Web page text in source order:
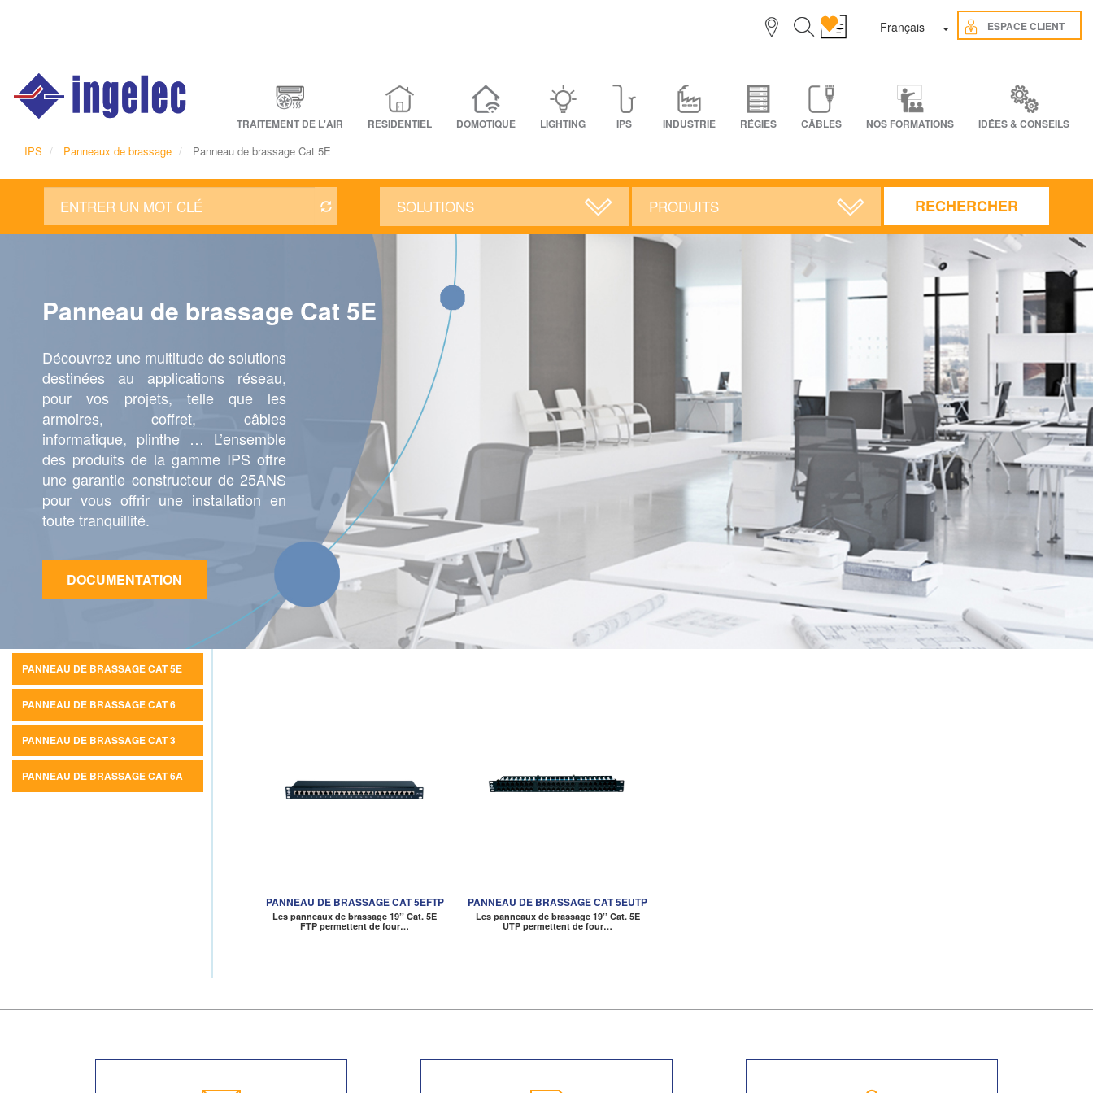
Français Toggle Dropdown
ESPACE CLIENT
TRAITEMENT DE L'AIR RESIDENTIEL DOMOTIQUE LIGHTING IPS INDUSTRIE RÉGIES CÂBLES NOS FORMATIONS IDÉES & CONSEILS
IPS Panneaux de brassage Panneau de brassage Cat 5E
RECHERCHER
Panneau de brassage Cat 5E
Découvrez une multitude de solutions
destinées au applications réseau,
pour vos projets, telle que les
armoires, coffret, câbles
informatique, plinthe … L’ensemble
des produits de la gamme IPS offre
une garantie constructeur de 25ANS
pour vous offrir une installation en
toute tranquillité.
DOCUMENTATION
PANNEAU DE BRASSAGE CAT 5E
PANNEAU DE BRASSAGE CAT 6
PANNEAU DE BRASSAGE CAT 3
PANNEAU DE BRASSAGE CAT 6A
PANNEAU DE BRASSAGE CAT 5EFTP
Les panneaux de brassage 19’’ Cat. 5E
FTP permettent de four…
PANNEAU DE BRASSAGE CAT 5EUTP
Les panneaux de brassage 19’’ Cat. 5E
UTP permettent de four…